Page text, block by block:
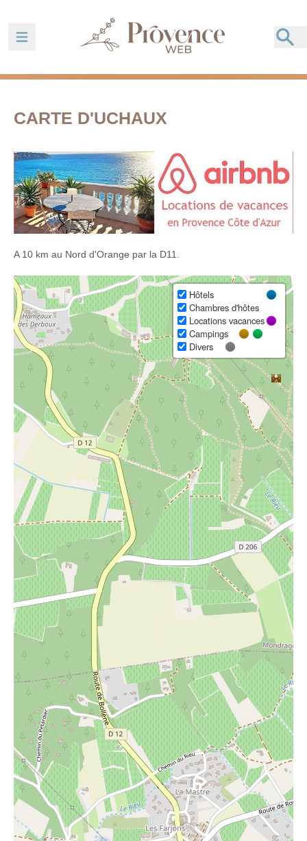
Ouvrir la barre de navigation
CARTE D'UCHAUX
A 10 km au Nord d'Orange par la D11.
Hôtels
Chambres d'hôtes
Locations vacances
Campings
Divers